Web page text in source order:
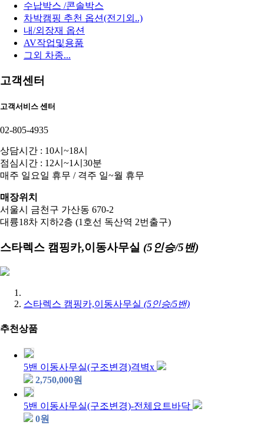
수납박스 /콘솔박스
차박캠핑 추천 옵션(전기외..)
내/외장재 옵션
AV작업및용품
그외 차종...
고객센터
고객서비스 센터
02-805-4935
상담시간 : 10시~18시
점심시간 : 12시~1시30분
매주 일요일 휴무 / 격주 일~월 휴무
매장위치
서울시 금천구 가산동 670-2
대륭18차 지하2층 (1호선 독산역 2번출구)
스타렉스 캠핑카,이동사무실 (5인승/5밴)
스타렉스 캠핑카,이동사무실 (5인승/5밴)
추천상품
5밴 이동사무실(구조변경)격벽x
2,750,000원
5밴 이동사무실(구조변경)-전체요트바닥
0원